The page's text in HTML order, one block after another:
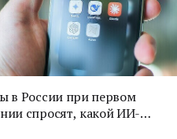
в России при первом
спросят, какой ИИ-
поставить